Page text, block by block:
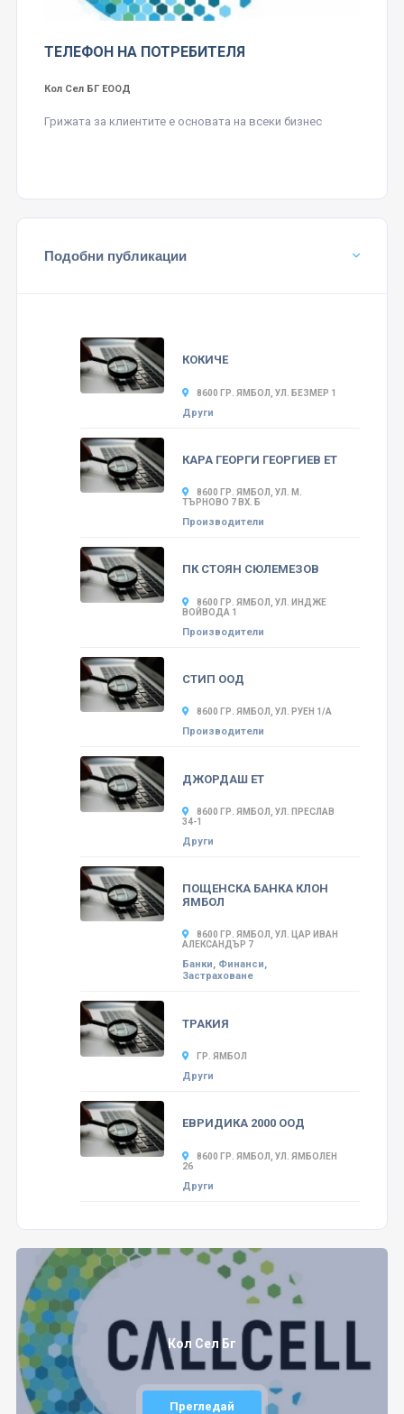
ТЕЛЕФОН НА ПОТРЕБИТЕЛЯ
Кол Сел БГ ЕООД
Грижата за клиентите е основата на всеки бизнес
Подобни публикации
КОКИЧЕ
8600 ГР. ЯМБОЛ, УЛ. БЕЗМЕР 1
Други
КАРА ГЕОРГИ ГЕОРГИЕВ ЕТ
8600 ГР. ЯМБОЛ, УЛ. М.
ТЪРНОВО 7 ВХ. Б
Производители
ПК СТОЯН СЮЛЕМЕЗОВ
8600 ГР. ЯМБОЛ, УЛ. ИНДЖЕ
ВОЙВОДА 1
Производители
СТИП ООД
8600 ГР. ЯМБОЛ, УЛ. РУЕН 1/А
Производители
ДЖОРДАШ ЕТ
8600 ГР. ЯМБОЛ, УЛ. ПРЕСЛАВ
34-1
Други
ПОЩЕНСКА БАНКА КЛОН
ЯМБОЛ
8600 ГР. ЯМБОЛ, УЛ. ЦАР ИВАН
АЛЕКСАНДЪР 7
Банки, Финанси,
Застраховане
ТРАКИЯ
ГР. ЯМБОЛ
Други
ЕВРИДИКА 2000 ООД
8600 ГР. ЯМБОЛ, УЛ. ЯМБОЛЕН
26
Други
Кол Сел Бг
Прегледай